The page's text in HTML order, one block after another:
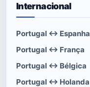
Internacional
Portugal ↔ Espanha
Portugal ↔ França
Portugal ↔ Bélgica
Portugal ↔ Holanda